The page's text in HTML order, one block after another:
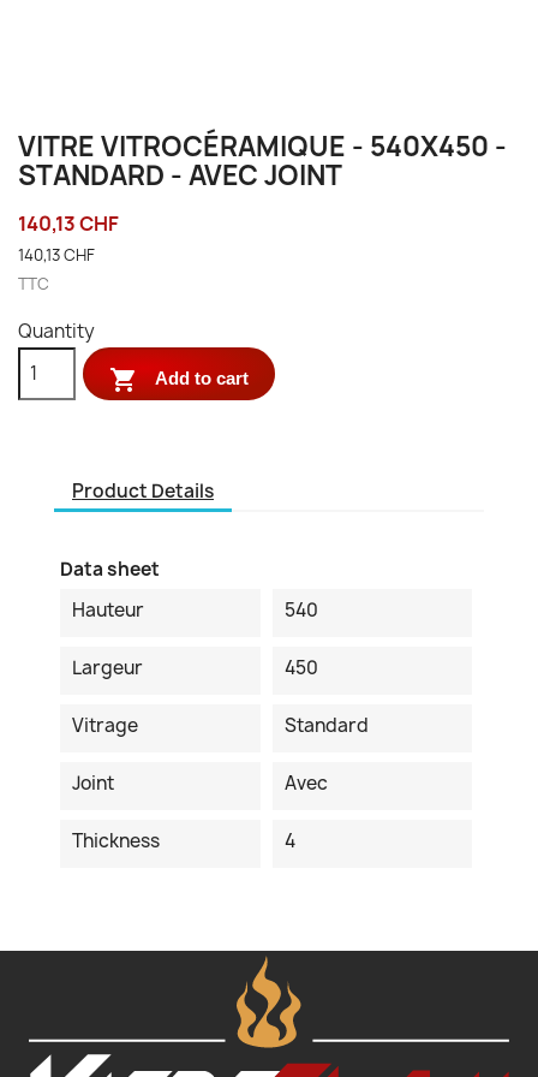
VITRE VITROCÉRAMIQUE - 540X450 -
STANDARD - AVEC JOINT
140,13 CHF
140,13 CHF
TTC
Quantity
 Add to cart
Product Details
Data sheet
Hauteur
540
Largeur 450
Vitrage Standard
Joint Avec
Thickness 4